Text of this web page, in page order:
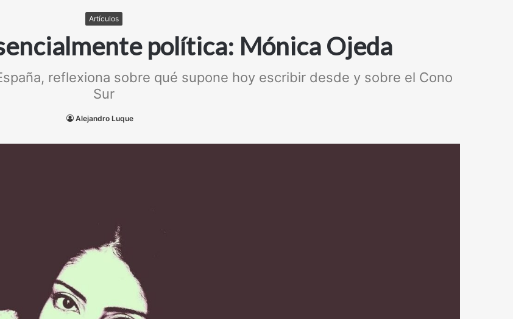
Artículos
política: Mónica Ojeda
reflexiona sobre qué supone hoy escribir desde y sobre el Cono
Sur
Alejandro Luque